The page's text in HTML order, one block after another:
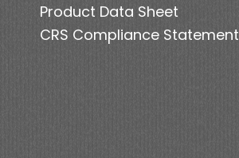
Product Data Sheet
CRS Compliance Statement